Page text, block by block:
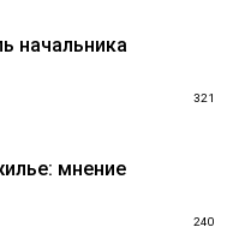
начальника
321
мнение
240